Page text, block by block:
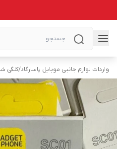
واردات لوازم جانبی موبایل پاسارگاد/کلگی